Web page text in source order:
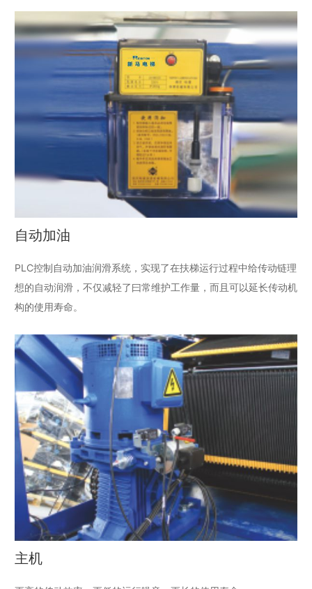
自动加油
PLC控制自动加油润滑系统，实现了在扶梯运行过程中给传动链理
想的自动润滑，不仅减轻了曰常维护工作量，而且可以延长传动机
构的使用寿命。
主机